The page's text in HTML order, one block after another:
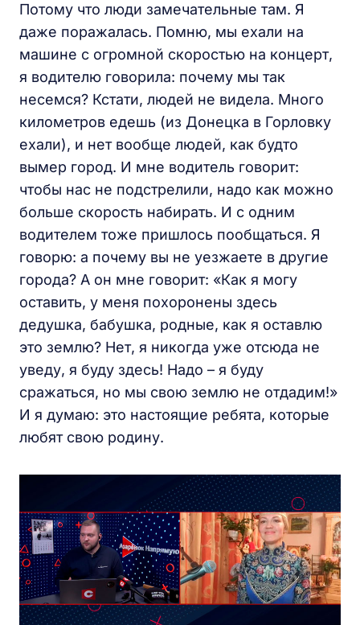
Потому что люди замечательные там. Я
даже поражалась. Помню, мы ехали на
машине с огромной скоростью на концерт,
я водителю говорила: почему мы так
несемся? Кстати, людей не видела. Много
километров едешь (из Донецка в Горловку
ехали), и нет вообще людей, как будто
вымер город. И мне водитель говорит:
чтобы нас не подстрелили, надо как можно
больше скорость набирать. И с одним
водителем тоже пришлось пообщаться. Я
говорю: а почему вы не уезжаете в другие
города? А он мне говорит: «Как я могу
оставить, у меня похоронены здесь
дедушка, бабушка, родные, как я оставлю
это землю? Нет, я никогда уже отсюда не
уведу, я буду здесь! Надо – я буду
сражаться, но мы свою землю не отдадим!»
И я думаю: это настоящие ребята, которые
любят свою родину.